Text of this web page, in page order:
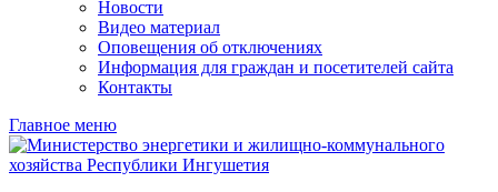
Новости
Видео материал
Оповещения об отключениях
Информация для граждан и посетителей сайта
Контакты
Главное меню